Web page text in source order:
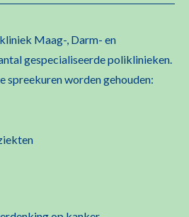
Maag-, Darm- en
gespecialiseerde poliklinieken.
spreekuren worden gehouden: